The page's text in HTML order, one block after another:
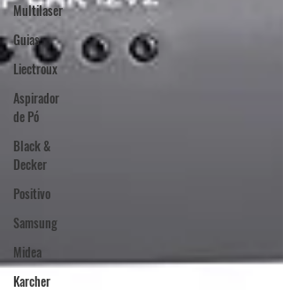
Multilaser
Guias
Liectroux
Aspirador
de Pó
Black &
Decker
Positivo
Samsung
Midea
Karcher